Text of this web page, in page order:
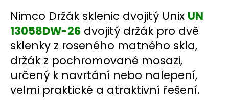
Nimco Držák sklenic dvojitý Unix UN
13058DW-26 dvojitý držák pro dvě
sklenky z roseného matného skla,
držák z pochromované mosazi,
určený k navrtání nebo nalepení,
velmi praktické a atraktivní řešení.
HLEDAT
D
o
p